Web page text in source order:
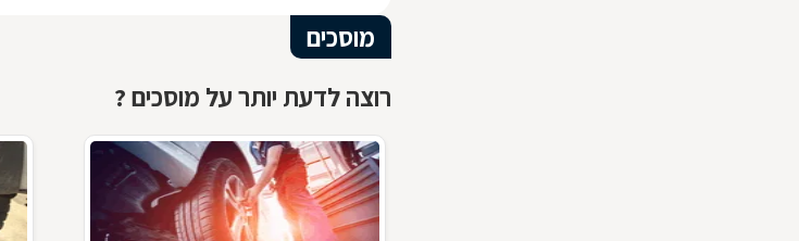
מוסכים
רוצה לדעת יותר על מוסכים ?